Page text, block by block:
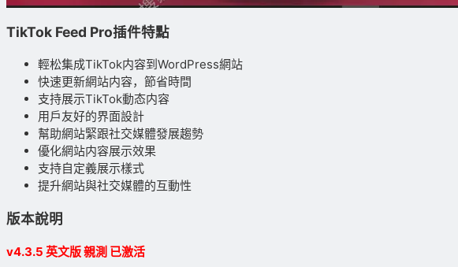
TikTok Feed Pro插件特點
輕松集成TikTok内容到WordPress網站
快速更新網站内容，節省時間
支持展示TikTok動态内容
用戶友好的界面設計
幫助網站緊跟社交媒體發展趨勢
優化網站内容展示效果
支持自定義展示樣式
提升網站與社交媒體的互動性
版本說明
v4.3.5 英文版 親測 已激活